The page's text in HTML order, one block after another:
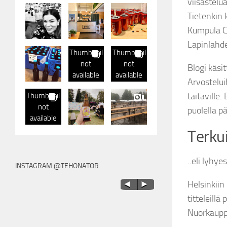
Tietenkin
Kumpula
Blogi
taitaville.
puolella
..eli
titteleillä
Thumbnail
not
available
Thumbnail
not
available
Thumbnail
not
available
INSTAGRAM @TEHONATOR